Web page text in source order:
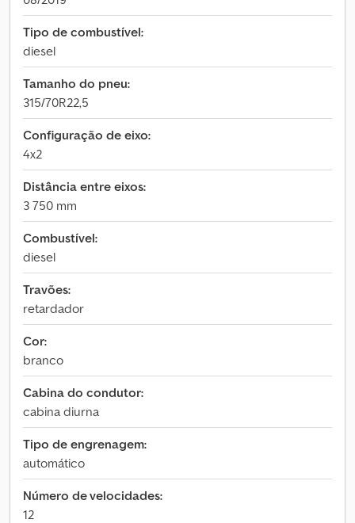
Tipo de combustível:
diesel
Tamanho do pneu:
315/70R22,5
Configuração de eixo:
4x2
Distância entre eixos:
3 750 mm
Combustível:
diesel
Travões:
retardador
Cor:
branco
Cabina do condutor:
cabina diurna
Tipo de engrenagem:
automático
Número de velocidades:
12